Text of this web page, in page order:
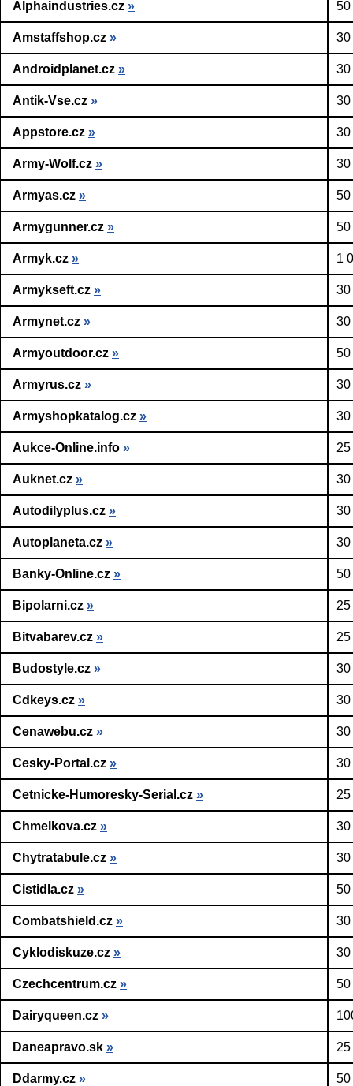
Alphaindustries.cz » 50
Amstaffshop.cz » 30
Androidplanet.cz » 30
Antik-Vse.cz » 30
Appstore.cz » 30
Army-Wolf.cz » 30
Armyas.cz » 50
Armygunner.cz » 50
Armyk.cz » 1
Armykseft.cz » 30
Armynet.cz » 30
Armyoutdoor.cz » 50
Armyrus.cz » 30
Armyshopkatalog.cz » 30
Aukce-Online.info »
Auknet.cz » 30
Autodilyplus.cz » 30
Autoplaneta.cz » 30
Banky-Online.cz » 50
Bipolarni.cz »
Bitvabarev.cz »
Budostyle.cz » 30
Cdkeys.cz » 30
Cenawebu.cz » 30
Cesky-Portal.cz » 30
Cetnicke-Humoresky-Serial.cz »
Chmelkova.cz » 30
Chytratabule.cz » 30
Cistidla.cz » 50
Combatshield.cz » 30
Cyklodiskuze.cz » 30
Czechcentrum.cz » 50
Dairyqueen.cz »
Daneapravo.sk »
Ddarmy.cz » 50